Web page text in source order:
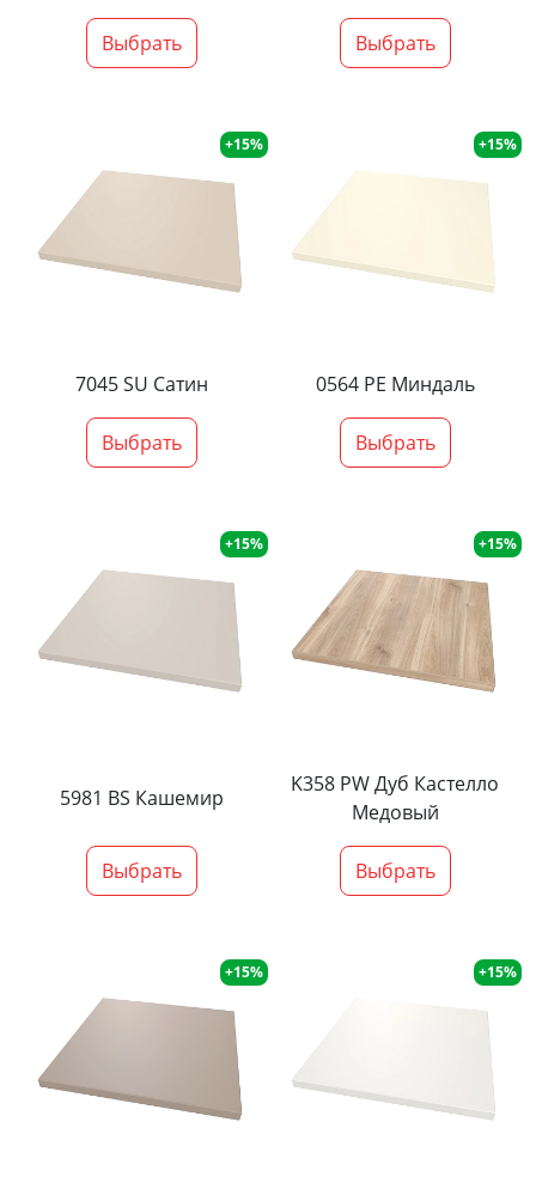
Выбрать Выбрать
+15%
7045 SU Сатин
Выбрать
+15%
0564 PE Миндаль
Выбрать
+15%
5981 BS Кашемир
Выбрать
+15%
K358 PW Дуб Кастелло
Медовый
Выбрать
+15% +15%